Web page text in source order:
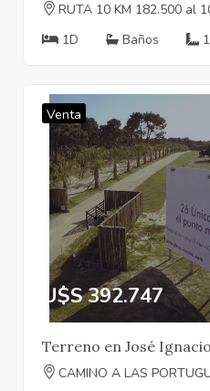
RUTA 10 KM 182.500 al
1D
Baños
Venta
U$S 392.747
Terreno en José Ignacio
CAMINO A LAS